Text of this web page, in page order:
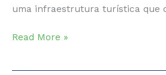
uma infraestrutura turística que
Paripueira:
Read More »